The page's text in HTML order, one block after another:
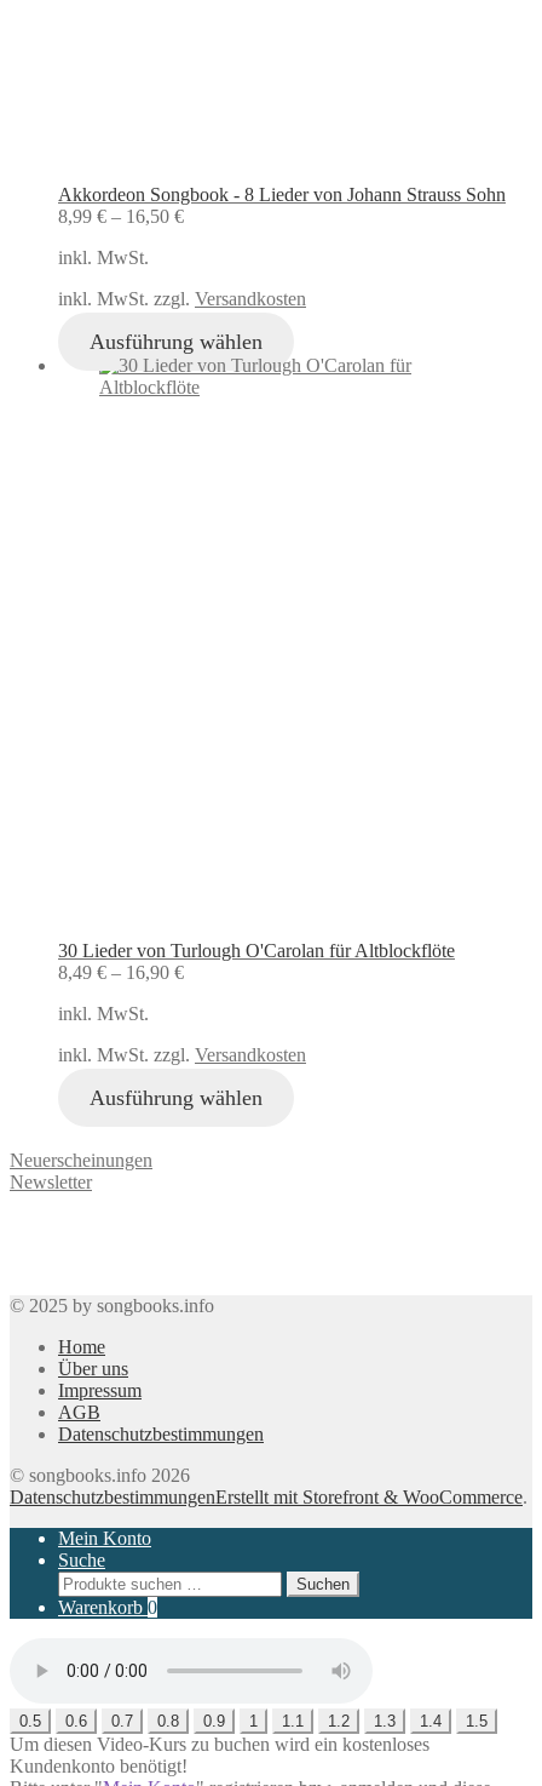
Akkordeon Songbook - 8 Lieder von Johann Strauss Sohn
8,99 € – 16,50 €
inkl. MwSt.
inkl. MwSt. zzgl. Versandkosten
Ausführung wählen
30 Lieder von Turlough O'Carolan für Altblockflöte
8,49 € – 16,90 €
inkl. MwSt.
inkl. MwSt. zzgl. Versandkosten
Ausführung wählen
Neuerscheinungen
Newsletter
© 2025 by songbooks.info
Home
Über uns
Impressum
AGB
Datenschutzbestimmungen
© songbooks.info 2026
DatenschutzbestimmungenErstellt mit Storefront & WooCommerce.
Mein Konto
Suche
Suchen
nach:
Suchen
Warenkorb 0
0.5 0.6 0.7 0.8 0.9 1 1.1 1.2 1.3 1.4 1.5
Um diesen Video-Kurs zu buchen wird ein kostenloses
Kundenkonto benötigt!